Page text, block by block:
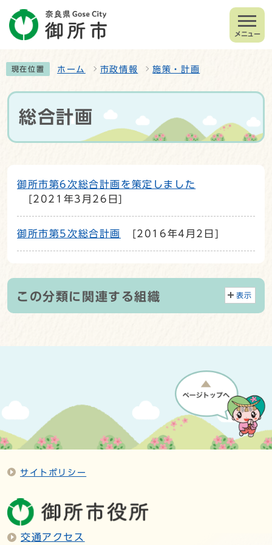
メニュー
現在位置 ホーム 市政情報 施策・計画
総合計画
御所市第6次総合計画を策定しました
[2021年3月26日]
御所市第5次総合計画 [2016年4月2日]
この分類に関連する組織 表示
サイトポリシー
交通アクセス